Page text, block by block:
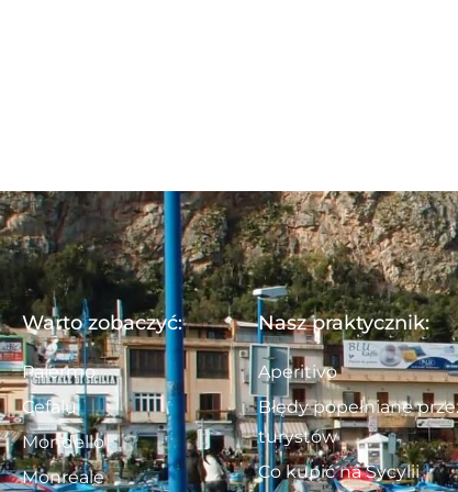
Warto zobaczyć:
Palermo
Cefalu
Mondello
Monreale
Nasz praktycznik:
Aperitivo
Błędy popełniane
turystów
Co kupić na Sycylii